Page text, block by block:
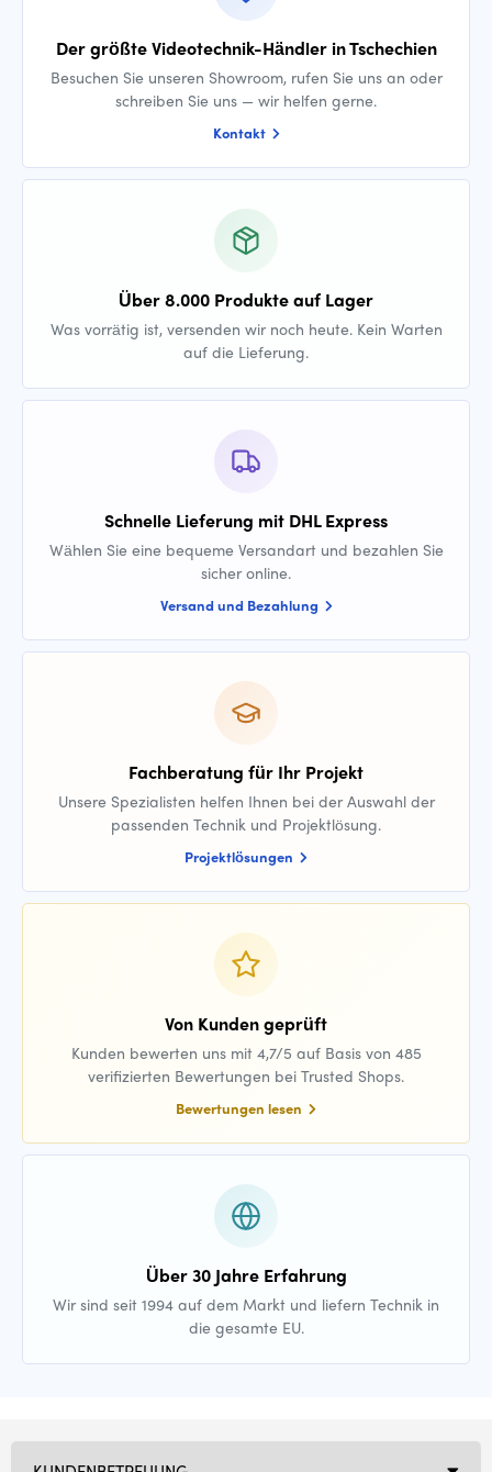
Der größte Videotechnik-Händler in Tschechien
Besuchen Sie unseren Showroom, rufen Sie uns an oder
schreiben Sie uns — wir helfen gerne.
Kontakt
Über 8.000 Produkte auf Lager
Was vorrätig ist, versenden wir noch heute. Kein Warten
auf die Lieferung.
Schnelle Lieferung mit DHL Express
Wählen Sie eine bequeme Versandart und bezahlen Sie
sicher online.
Versand und Bezahlung
Fachberatung für Ihr Projekt
Unsere Spezialisten helfen Ihnen bei der Auswahl der
passenden Technik und Projektlösung.
Projektlösungen
Von Kunden geprüft
Kunden bewerten uns mit 4,7/5 auf Basis von 485
verifizierten Bewertungen bei Trusted Shops.
Bewertungen lesen
Über 30 Jahre Erfahrung
Wir sind seit 1994 auf dem Markt und liefern Technik in
die gesamte EU.